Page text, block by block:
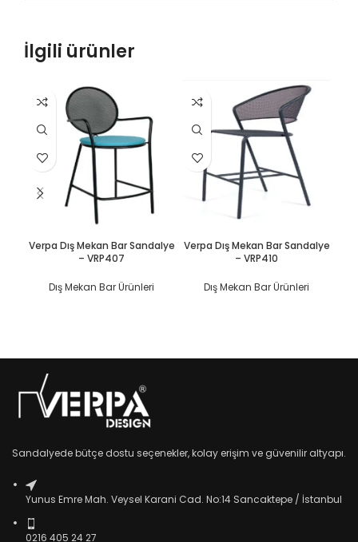
İlgili ürünler
Verpa Dış Mekan Bar Sandalye
– VRP407
Dış Mekan Bar Ürünleri
Verpa Dış Mekan Bar Sandalye
– VRP410
Dış Mekan Bar Ürünleri
Sandalyede bütçe dostu seçenekler, kolay erişim ve güvenilir altyapı.
Yunus Emre Mah. Veysel Karani Cad. No:14 Sancaktepe / İstanbul
0216 405 24 27